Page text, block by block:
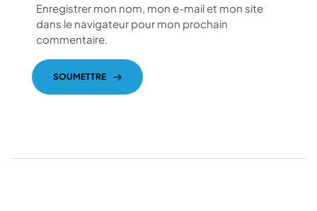
Enregistrer mon nom, mon e-mail et mon site
dans le navigateur pour mon prochain
commentaire.
SOUMETTRE